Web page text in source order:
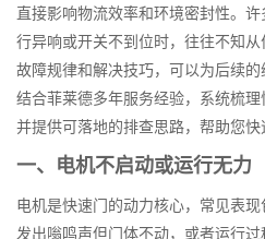
直接影响物流效率和环境密封性。
行异响或开关不到位时，往往不知
故障规律和解决技巧，可以为后续
结合菲莱德多年服务经验，系统梳理
并提供可落地的排查思路，帮助您快
一、电机不启动或运行无力
电机是快速门的动力核心，常见表
发出嗡鸣声但门体不动，或者运行